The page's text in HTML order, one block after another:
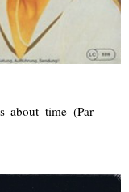
about time (Par